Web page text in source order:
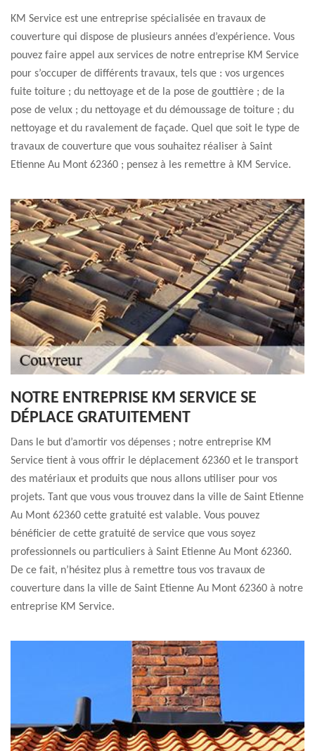
KM Service est une entreprise spécialisée en travaux de
couverture qui dispose de plusieurs années d’expérience. Vous
pouvez faire appel aux services de notre entreprise KM Service
pour s’occuper de différents travaux, tels que : vos urgences
fuite toiture ; du nettoyage et de la pose de gouttière ; de la
pose de velux ; du nettoyage et du démoussage de toiture ; du
nettoyage et du ravalement de façade. Quel que soit le type de
travaux de couverture que vous souhaitez réaliser à Saint
Etienne Au Mont 62360 ; pensez à les remettre à KM Service.
NOTRE ENTREPRISE KM SERVICE SE
DÉPLACE GRATUITEMENT
Dans le but d’amortir vos dépenses ; notre entreprise KM
Service tient à vous offrir le déplacement 62360 et le transport
des matériaux et produits que nous allons utiliser pour vos
projets. Tant que vous vous trouvez dans la ville de Saint Etienne
Au Mont 62360 cette gratuité est valable. Vous pouvez
bénéficier de cette gratuité de service que vous soyez
professionnels ou particuliers à Saint Etienne Au Mont 62360.
De ce fait, n’hésitez plus à remettre tous vos travaux de
couverture dans la ville de Saint Etienne Au Mont 62360 à notre
entreprise KM Service.